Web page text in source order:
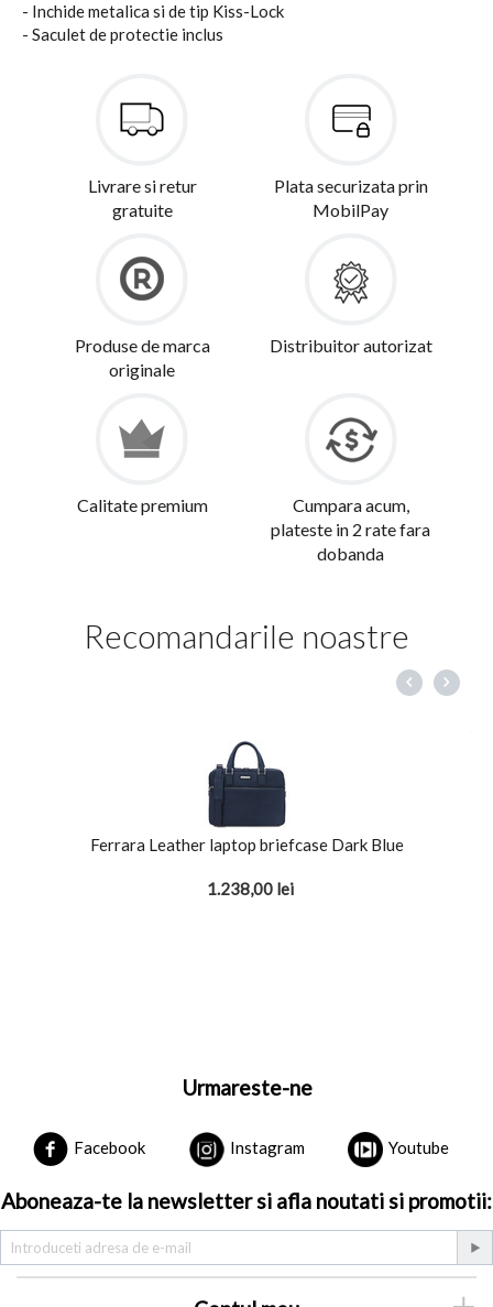
- Inchide metalica si de tip Kiss-Lock
- Saculet de protectie inclus
Livrare si retur
gratuite
Plata securizata prin
MobilPay
Produse de marca
originale
Distribuitor autorizat
Calitate premium
Cumpara acum,
plateste in 2 rate fara
dobanda
Recomandarile noastre
Ferrara Leather laptop briefcase Dark Blue
1.238,00 lei
Urmareste-ne
Facebook Instagram Youtube
Aboneaza-te la newsletter si afla noutati si promotii: